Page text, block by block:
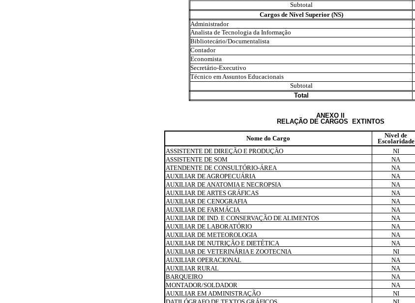
Subtotal
Cargos de Nível Superior (NS)
Administrador
Analista de Tecnologia da Informação
Bibliotecário/Documentalista
Contador
Economista
Secretário-Executivo
Técnico em Assuntos Educacionais
Subtotal
Total
ANEXO II
RELAÇÃO DE CARGOS EXTINTOS
Nome do Cargo
Nível de
Escolaridade
ASSISTENTE DE DIREÇÃO E PRODUÇÃO
NI
ASSISTENTE DE SOM
NA
ATENDENTE DE CONSULTÓRIO-ÁREA
NA
AUXILIAR DE AGROPECUÁRIA
NA
AUXILIAR DE ANATOMIA E NECROPSIA
NA
AUXILIAR DE ARTES GRÁFICAS
NA
AUXILIAR DE CENOGRAFIA
NA
AUXILIAR DE FARMÁCIA
NA
AUXILIAR DE IND. E CONSERVAÇÃO DE ALIMENTOS
NA
AUXILIAR DE LABORATÓRIO
NA
AUXILIAR DE METEOROLOGIA
NA
AUXILIAR DE NUTRIÇÃO E DIETÉTICA
NA
AUXILIAR DE VETERINÁRIA E ZOOTECNIA
NI
AUXILIAR OPERACIONAL
NA
AUXILIAR RURAL
NA
BARQUEIRO
NA
MONTADOR/SOLDADOR
NA
AUXILIAR EM ADMINISTRAÇÃO
NI